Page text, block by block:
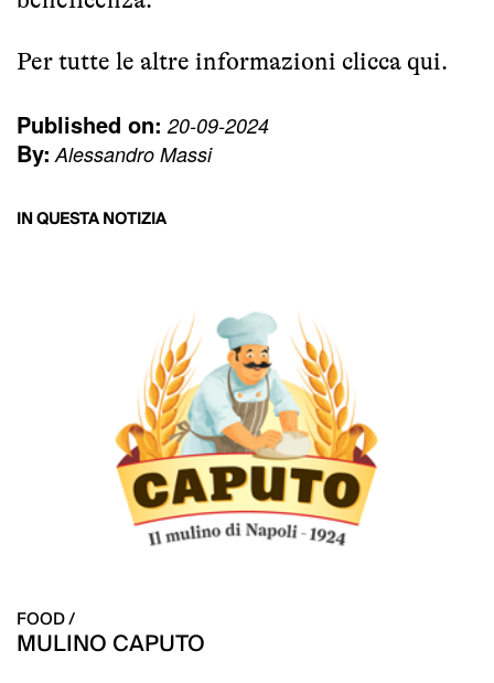
Per tutte le altre informazioni clicca qui.
Published on: 20-09-2024
By: Alessandro Massi
IN QUESTA NOTIZIA
FOOD /
MULINO CAPUTO